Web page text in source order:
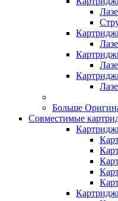
Больше
Совместимые